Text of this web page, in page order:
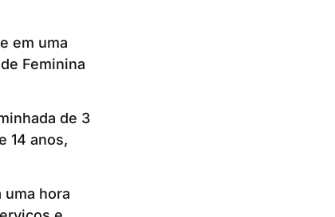
em uma
Feminina
de 3
14 anos,
hora